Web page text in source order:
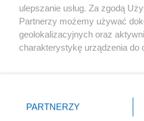
X Facebook
ulepszanie usług. Za zgodą
Partnerzy możemy używać
geolokalizacyjnych oraz
charakterystykę urządzenia do
zmienić/wycofać klikając
znajdujący się w lewym dolnym
PARTNERZY